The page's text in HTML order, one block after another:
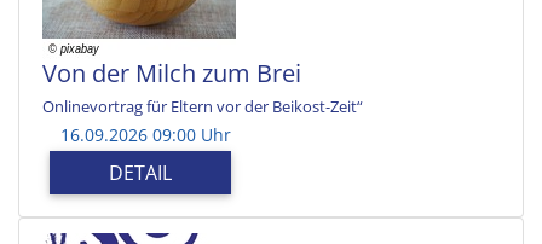
Von der Milch zum Brei
Onlinevortrag für Eltern vor der Beikost-Zeit“
16.09.2026 09:00 Uhr
DETAIL